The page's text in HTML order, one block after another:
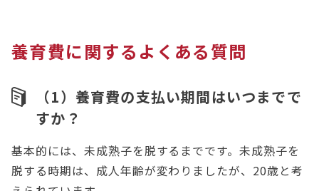
養育費に関するよくある質問
（1）養育費の支払い期間はいつまでで
すか？
基本的には、未成熟子を脱するまでです。未成熟子を
脱する時期は、成人年齢が変わりましたが、20歳と考